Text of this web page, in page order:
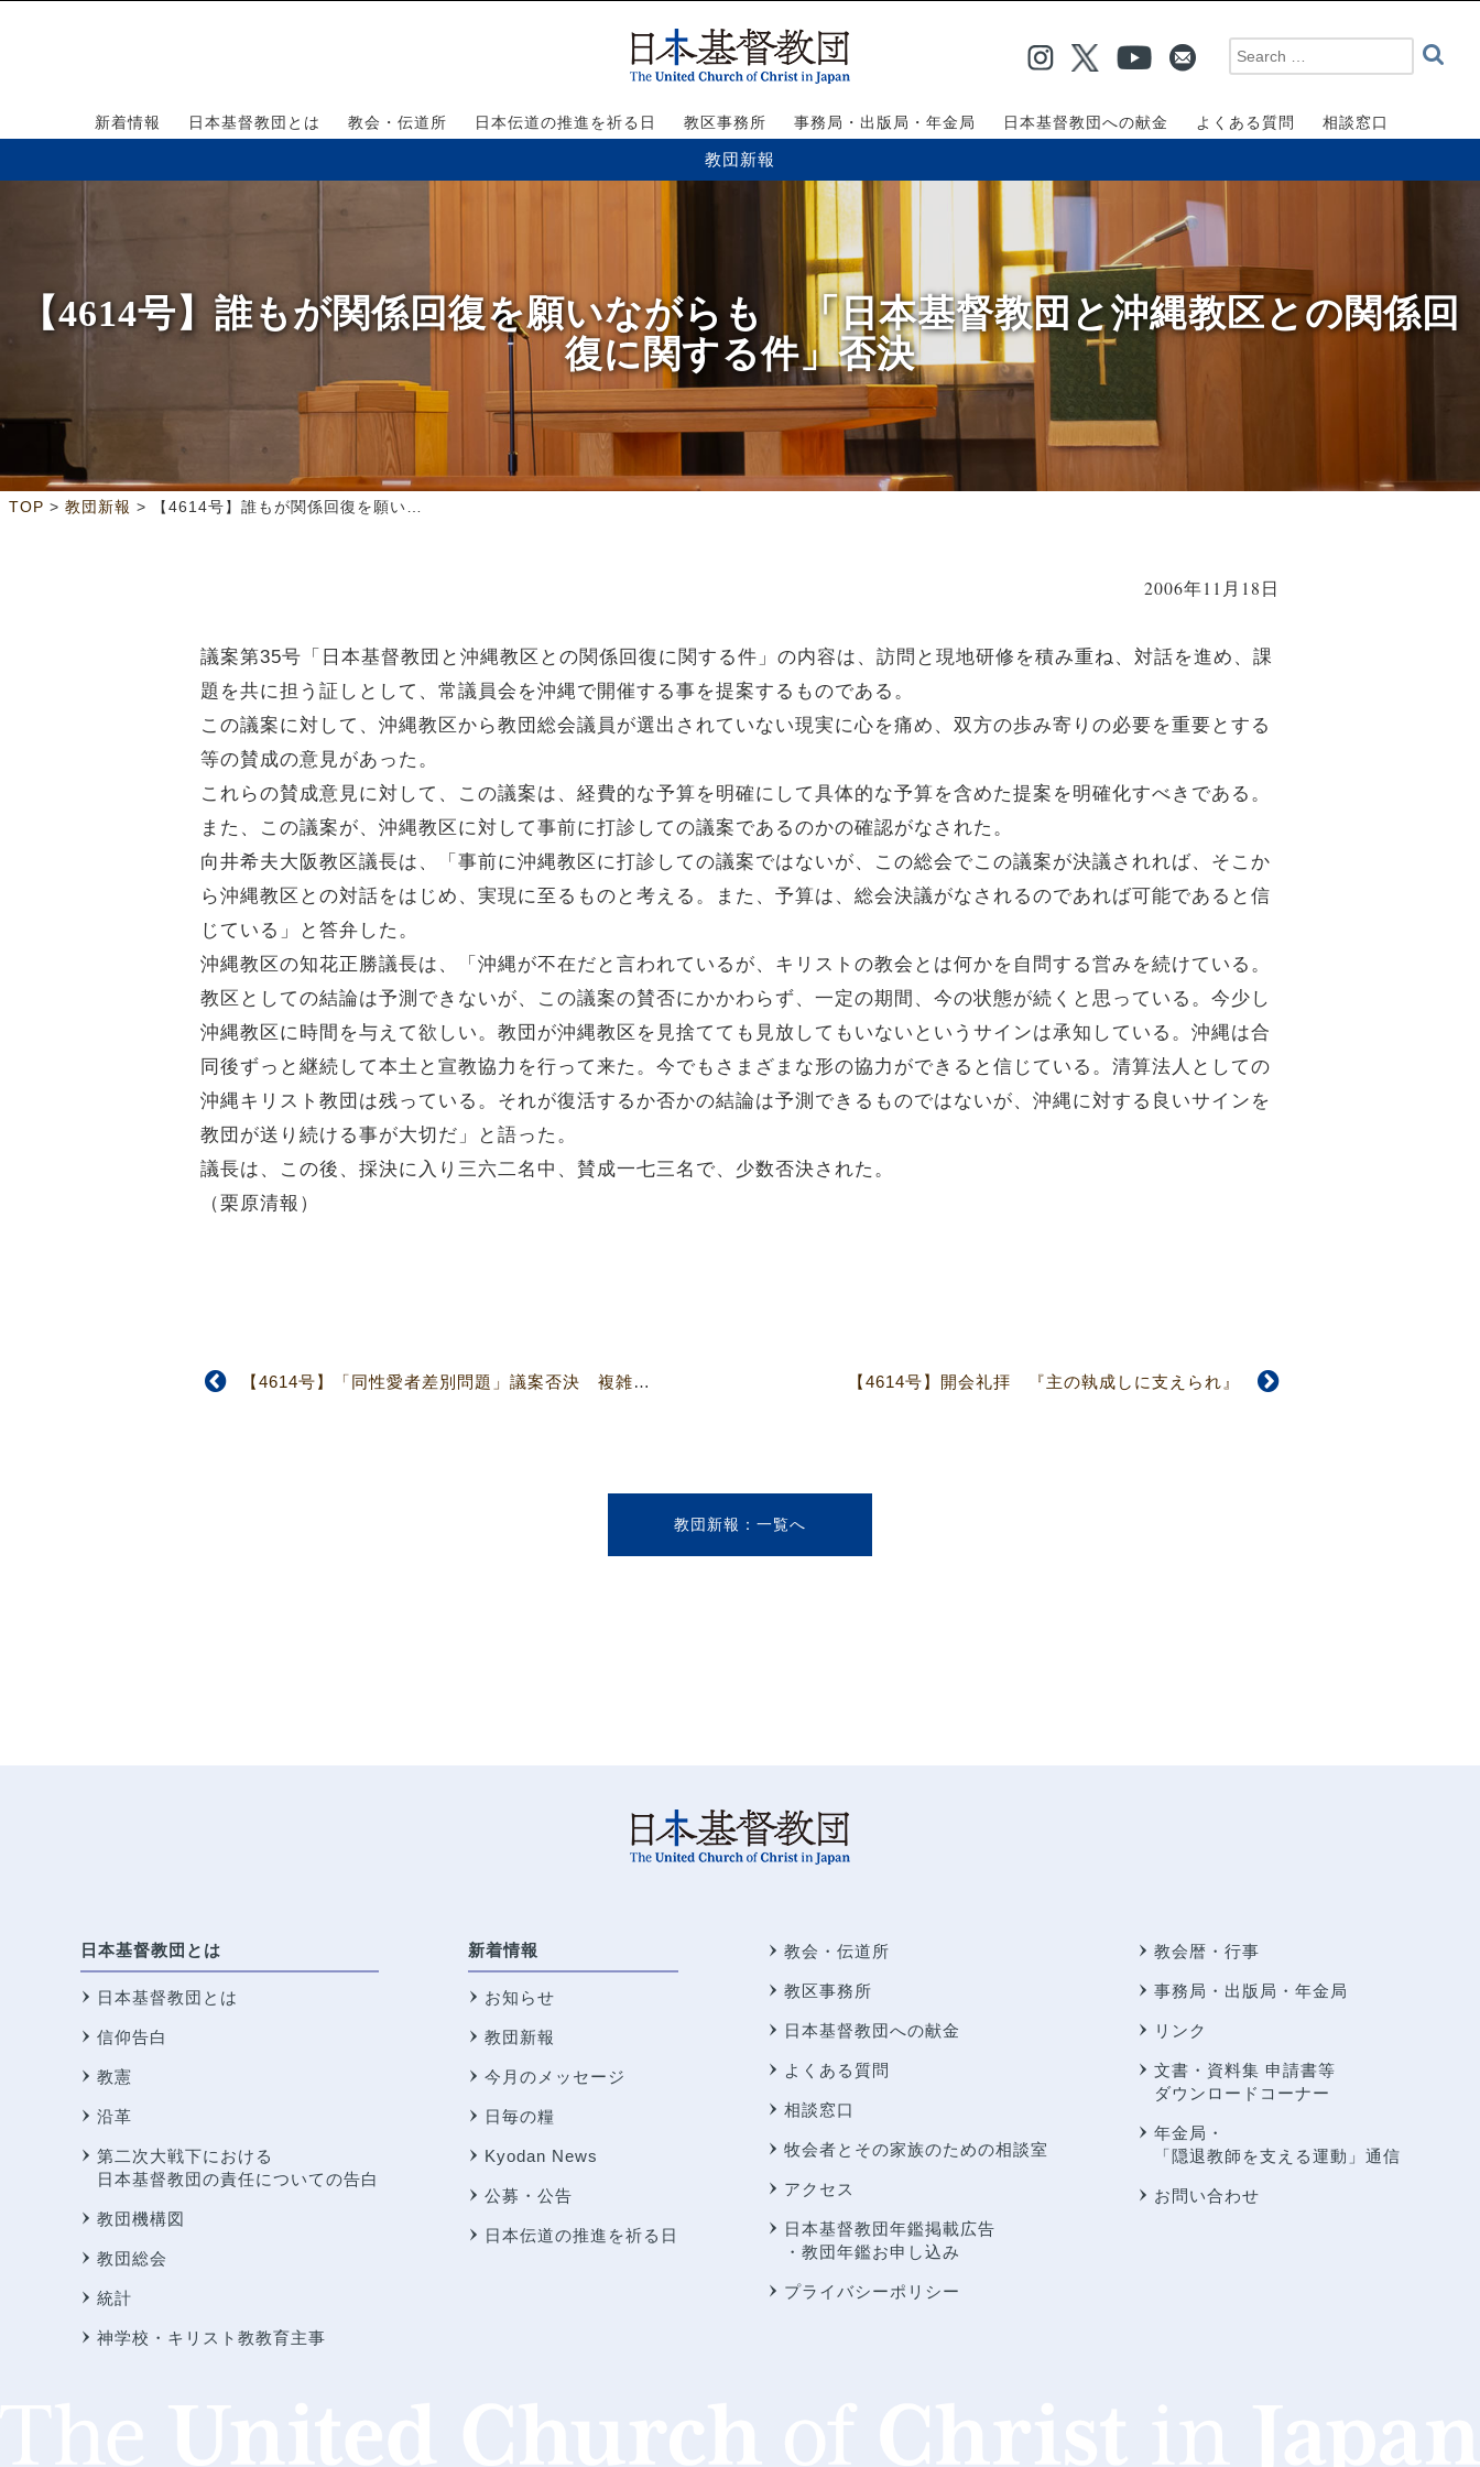
新着情報 日本基督教団とは 教会・伝道所 日本伝道の推進を祈る日 教区事務所 事務局・出版局・年金局 日本基督教団への献金 よくある質問 相談窓口
教団新報
【4614号】誰もが関係回復を願いながらも 「日本基督教団と沖縄教区との関係回
復に関する件」否決
TOP > 教団新報 > 【4614号】誰もが関係回復を願いながらも 「日本基督教団と沖縄教区との関係回復に関する件」否決
2006年11月18日
議案第35号「日本基督教団と沖縄教区との関係回復に関する件」の内容は、訪問と現地研修を積み重ね、対話を進め、課
題を共に担う証しとして、常議員会を沖縄で開催する事を提案するものである。
この議案に対して、沖縄教区から教団総会議員が選出されていない現実に心を痛め、双方の歩み寄りの必要を重要とする
等の賛成の意見があった。
これらの賛成意見に対して、この議案は、経費的な予算を明確にして具体的な予算を含めた提案を明確化すべきである。
また、この議案が、沖縄教区に対して事前に打診しての議案であるのかの確認がなされた。
向井希夫大阪教区議長は、「事前に沖縄教区に打診しての議案ではないが、この総会でこの議案が決議されれば、そこか
ら沖縄教区との対話をはじめ、実現に至るものと考える。また、予算は、総会決議がなされるのであれば可能であると信
じている」と答弁した。
沖縄教区の知花正勝議長は、「沖縄が不在だと言われているが、キリストの教会とは何かを自問する営みを続けている。
教区としての結論は予測できないが、この議案の賛否にかかわらず、一定の期間、今の状態が続くと思っている。今少し
沖縄教区に時間を与えて欲しい。教団が沖縄教区を見捨てても見放してもいないというサインは承知している。沖縄は合
同後ずっと継続して本土と宣教協力を行って来た。今でもさまざまな形の協力ができると信じている。清算法人としての
沖縄キリスト教団は残っている。それが復活するか否かの結論は予測できるものではないが、沖縄に対する良いサインを
教団が送り続ける事が大切だ」と語った。
議長は、この後、採決に入り三六二名中、賛成一七三名で、少数否決された。
（栗原清報）
【4614号】「同性愛者差別問題」議案否決 複雑な展開となり、議論紛糾 【4614号】開会礼拝 『主の執成しに支えられ』
教団新報
日本基督教団とは
日本基督教団とは
信仰告白
教憲
沿革
第二次大戦下における
日本基督教団の責任についての告白
教団機構図
教団総会
統計
神学校・キリスト教教育主事
新着情報
お知らせ
教団新報
今月のメッセージ
日毎の糧
Kyodan News
公募・公告
日本伝道の推進を祈る日
教会・伝道所
教区事務所
日本基督教団への献金
よくある質問
相談窓口
牧会者とその家族のための相談室
アクセス
日本基督教団年鑑掲載広告
・教団年鑑お申し込み
プライバシーポリシー
教会暦・行事
事務局・出版局・年金局
リンク
文書・資料集 申請書等
ダウンロードコーナー
年金局・
「隠退教師を支える運動」通信
お問い合わせ